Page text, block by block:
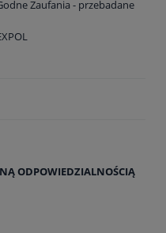
Zaufania - przebadane
ODPOWIEDZIALNOŚCIĄ